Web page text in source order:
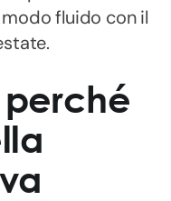
fluido con il
perché